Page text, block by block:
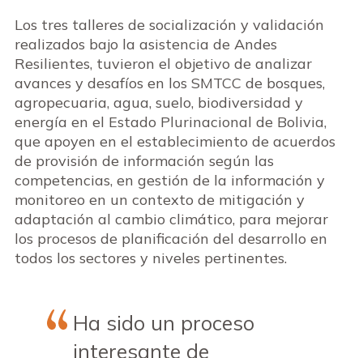
Los tres talleres de socialización y validación
realizados bajo la asistencia de Andes
Resilientes, tuvieron el objetivo de analizar
avances y desafíos en los SMTCC de bosques,
agropecuaria, agua, suelo, biodiversidad y
energía en el Estado Plurinacional de Bolivia,
que apoyen en el establecimiento de acuerdos
de provisión de información según las
competencias, en gestión de la información y
monitoreo en un contexto de mitigación y
adaptación al cambio climático, para mejorar
los procesos de planificación del desarrollo en
todos los sectores y niveles pertinentes.
Ha sido un proceso
interesante de